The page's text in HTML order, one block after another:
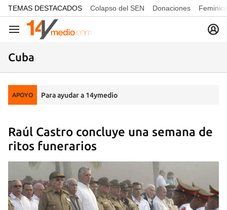
common.go-to-content
TEMAS DESTACADOS Colapso del SEN Donaciones
Navegación
Cuba
APOYO Para ayudar a 14ymedio
Raúl Castro concluye una semana de
ritos funerarios